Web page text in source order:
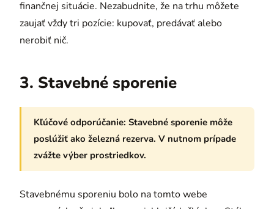
finančnej situácie. Nezabudnite, že na trhu môžete
zaujať vždy tri pozície: kupovať, predávať alebo
nerobiť nič.
3. Stavebné sporenie
Kľúčové odporúčanie: Stavebné sporenie môže
poslúžiť ako železná rezerva. V nutnom prípade
zvážte výber prostriedkov.
Stavebnému sporeniu bolo na tomto webe